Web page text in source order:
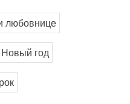
любовнице
Новый год